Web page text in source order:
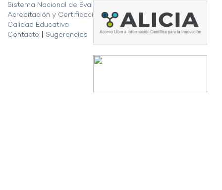
Sistema Nacional de Evaluación,
Acreditación y Certificación de la
Calidad Educativa
Contacto
Sugerencias